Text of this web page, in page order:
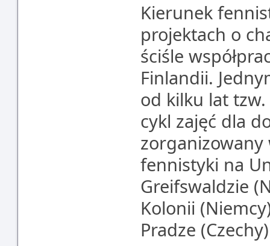
Kierunek
projektach o
ściśle
Finlandii.
od kilku lat tzw.
cykl zajęć dla
zorganizowany
fennistyki na
Greifswaldzie
Kolonii
Pradze